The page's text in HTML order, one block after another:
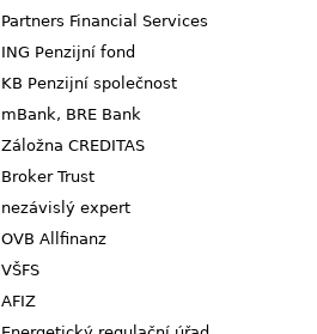
Partners Financial Services
ING Penzijní fond
KB Penzijní společnost
mBank, BRE Bank
Záložna CREDITAS
Broker Trust
nezávislý expert
OVB Allfinanz
VŠFS
AFIZ